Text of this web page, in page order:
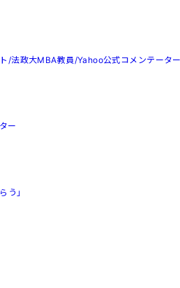
/法政大MBA教員/Yahoo公式コメンテータ
ー
う」